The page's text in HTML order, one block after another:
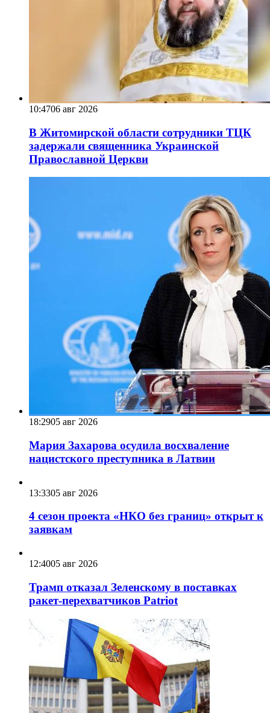
10:4706 авг 2026
В Житомирской области сотрудники ТЦК
задержали священника Украинской
Православной Церкви
18:2905 авг 2026
Мария Захарова осудила восхваление
нацистского преступника в Латвии
13:3305 авг 2026
4 сезон проекта «НКО без границ» открыт к
заявкам
12:4005 авг 2026
Трамп отказал Зеленскому в поставках
ракет-перехватчиков Patriot